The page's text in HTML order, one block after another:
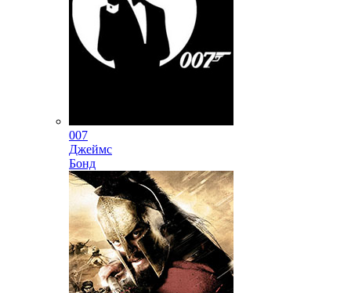
007
Джеймс
Бонд